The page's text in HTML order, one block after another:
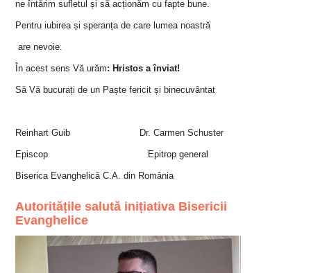
ne întărim sufletul și să acționăm cu fapte bune.
Pentru iubirea și speranța de care lumea noastră
are nevoie.
În acest sens Vă urăm: Hristos a înviat!
Să Vă bucurați de un Paște fericit și binecuvântat
Reinhart Guib Dr. Carmen Schuster
Episcop Epitrop general
Biserica Evanghelică C.A. din România
Autoritățile salută inițiativa Bisericii
Evanghelice